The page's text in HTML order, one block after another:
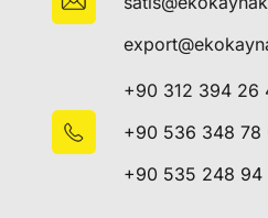
+90 312 394 26
+90 536 348 78
+90 535 248 94